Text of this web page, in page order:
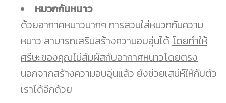
หมวกกันหนาว
ด้วยอากาศหนาวมากๆ การสวมใส่หมวกกันความ
หนาว สามารถเสริมสร้างความอบอุ่นได้ โดยทำให้
ศรีษะของคุณไม่สัมผัสกับอากาศหนาวโดยตรง
นอกจากสร้างความอบอุ่นแล้ว ยังช่วยเสน่ห์ให้กับตัว
เราได้อีกด้วย